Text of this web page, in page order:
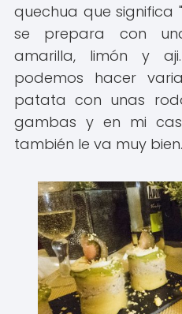
quechua que significa
se prepara con
amarilla, limón y
podemos hacer
patata con unas
gambas y en mi
también le va muy bien.